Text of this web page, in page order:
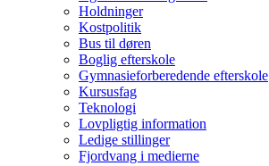
Holdninger
Kostpolitik
Bus til døren
Boglig efterskole
Gymnasieforberedende efterskole
Kursusfag
Teknologi
Lovpligtig information
Ledige stillinger
Fjordvang i medierne